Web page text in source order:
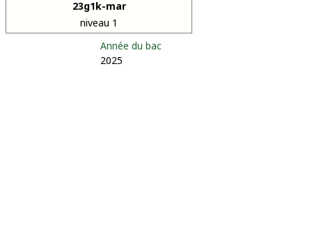
23g1k-mar
niveau 1
Année du bac
2025